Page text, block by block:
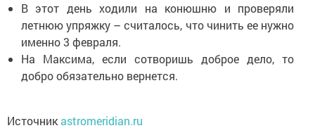
В этот день ходили на конюшню и проверяли
летнюю упряжку – считалось, что чинить ее нужно
именно 3 февраля.
На Максима, если сотворишь доброе дело, то
добро обязательно вернется.
Источникastromeridian.ru